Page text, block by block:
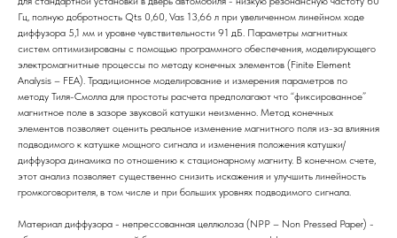
Гц, полную добротность Qts 0,60, Vas 13,66 л при увеличенном линейном ходе
диффузора 5,1 мм и уровне чувствительности 91 дБ. Параметры магнитных
систем оптимизированы с помощью программного обеспечения, моделирующего
электромагнитные процессы по методу конечных элементов (Finite Element
Analysis – FEA). Традиционное моделирование и измерения параметров по
методу Тиля-Смолла для простоты расчета предполагают что “фиксированное”
магнитное поле в зазоре звуковой катушки неизменно. Метод конечных
элементов позволяет оценить реальное изменение магнитного поля из-за влияния
подводимого к катушке мощного сигнала и изменения положения катушки/
диффузора динамика по отношению к стационарному магниту. В конечном счете,
этот анализ позволяет существенно снизить искажения и улучшить линейность
громкоговорителя, в том числе и при больших уровнях подводимого сигнала.
Материал диффузора - непрессованная целлюлоза (NPP – Non Pressed Paper) -